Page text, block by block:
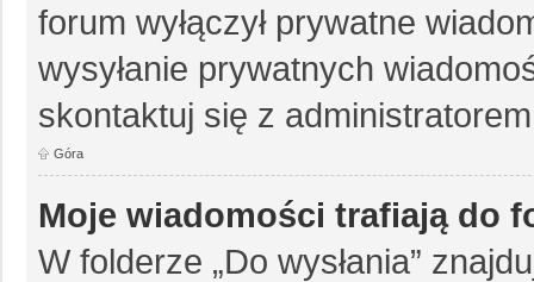
forum wyłączył prywatne
wysyłanie prywatnych
skontaktuj się z
Góra
Moje wiadomości trafiają do
W folderze „Do wysłania”